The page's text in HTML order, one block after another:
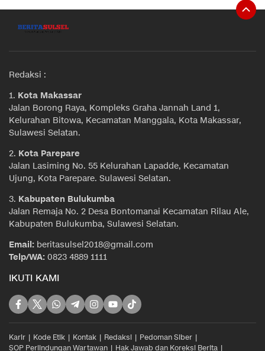
Redaksi :
1. Kota Makassar
Jalan Borong Raya, Kompleks Graha Jannah Land 1,
Kelurahan Bitowa, Kecamatan Manggala, Kota Makassar,
Sulawesi Selatan.
2. Kota Parepare
Jalan Lasiming No. 55 Kelurahan Lapadde, Kecamatan
Ujung, Kota Parepare. Sulawesi Selatan.
3. Kabupaten Bulukumba
Jalan Remaja No. 2 Desa Bontomanai Kecamatan Rilau Ale,
Kabupaten Bulukumba, Sulawesi Selatan.
Email: beritasulsel2018@gmail.com
Telp/WA: 0823 4889 1111
IKUTI KAMI
Karir Kode Etik Kontak Redaksi
Pedoman Siber
SOP Perlindungan Wartawan
Hak Jawab dan Koreksi Berita